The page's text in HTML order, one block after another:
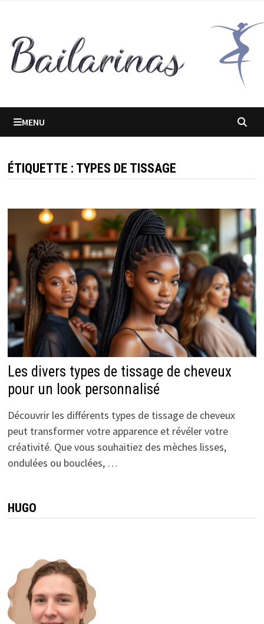
contenu
MENU
ÉTIQUETTE : TYPES DE TISSAGE
Les divers types de tissage de cheveux
pour un look personnalisé
Découvrir les différents types de tissage de cheveux
peut transformer votre apparence et révéler votre
créativité. Que vous souhaitiez des mèches lisses,
ondulées ou bouclées, …
HUGO